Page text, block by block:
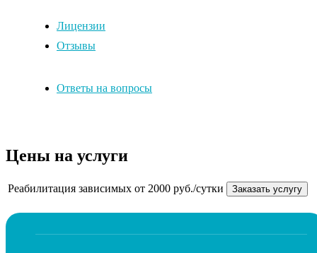
Лицензии
Отзывы
Ответы на вопросы
Цены на услуги
Реабилитация зависимых от 2000 руб./сутки Заказать услугу